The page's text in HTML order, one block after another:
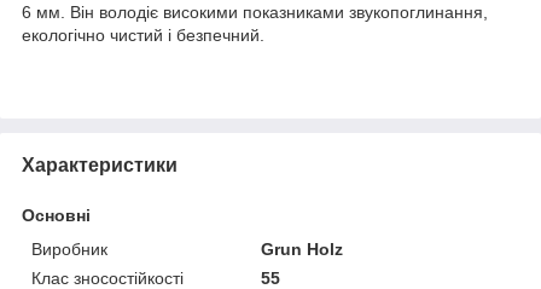
6 мм. Він володіє високими показниками звукопоглинання,
екологічно чистий і безпечний.
Характеристики
Основні
Виробник
Grun Holz
Клас зносостійкості
55